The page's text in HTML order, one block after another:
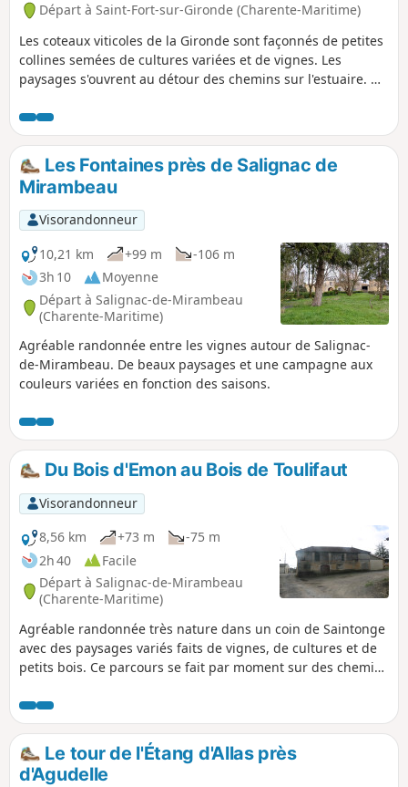
Départ à Saint-Fort-sur-Gironde (Charente-Maritime)
Les coteaux viticoles de la Gironde sont façonnés de petites
collines semées de cultures variées et de vignes. Les
paysages s'ouvrent au détour des chemins sur l'estuaire. On
découvrirez une tour en forme de cône datant du XIXe
siècle mais dont les premières édifications remontent
probablement au Moyen Âge. Aujourd'hui encore, la Tour
de Beaumont sert d'amer à la navigation.
Les Fontaines près de Salignac de
Mirambeau
Visorandonneur
10,21 km
+99 m
-106 m
3h 10
Moyenne
Départ à Salignac-de-Mirambeau
(Charente-Maritime)
Agréable randonnée entre les vignes autour de Salignac-
de-Mirambeau. De beaux paysages et une campagne aux
couleurs variées en fonction des saisons.
Du Bois d'Emon au Bois de Toulifaut
Visorandonneur
8,56 km
+73 m
-75 m
2h 40
Facile
Départ à Salignac-de-Mirambeau
(Charente-Maritime)
Agréable randonnée très nature dans un coin de Saintonge
avec des paysages variés faits de vignes, de cultures et de
petits bois. Ce parcours se fait par moment sur des chemins
peu aguerris à la lecture de carte et de paysage. C'est
expérience unique pour les amateurs de marche hors des
sentiers balisés.
Le tour de l'Étang d'Allas près
d'Agudelle